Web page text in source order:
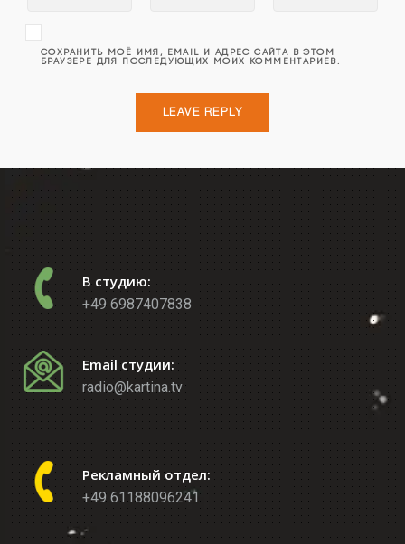
СОХРАНИТЬ МОЁ ИМЯ, EMAIL И АДРЕС САЙТА В ЭТОМ
БРАУЗЕРЕ ДЛЯ ПОСЛЕДУЮЩИХ МОИХ КОММЕНТАРИЕВ.
В студию:
+49 6987407838
Email студии:
radio@kartina.tv
Рекламный отдел:
+49 61188096241